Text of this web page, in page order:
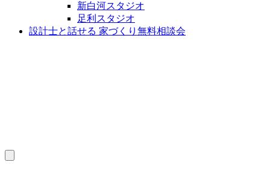
新白河スタジオ
足利スタジオ
設計士と話せる 家づくり無料相談会
MENU